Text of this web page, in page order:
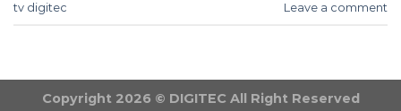
tv digitec
Leave a comment
Copyright 2026 © DIGITEC All Right Reserved